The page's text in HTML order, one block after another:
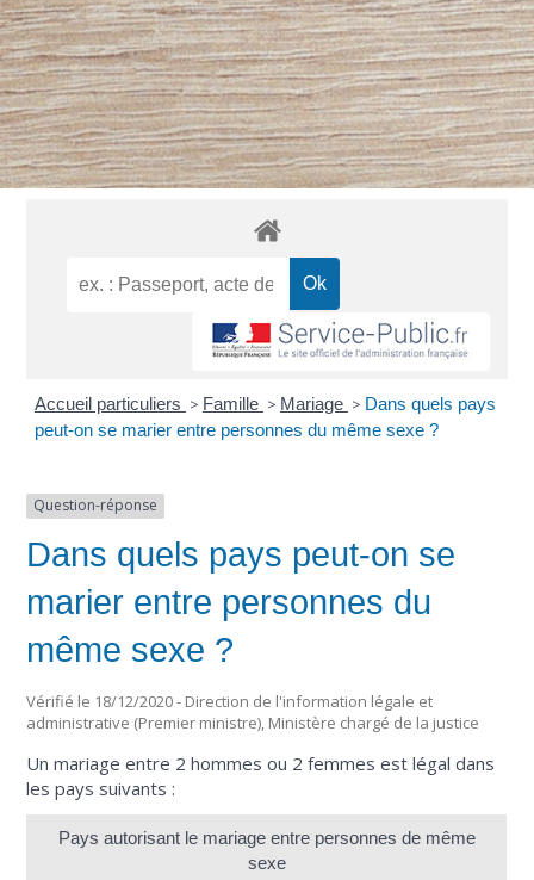
Accueil particuliers > Famille > Mariage > Dans quels pays
peut-on se marier entre personnes du même sexe ?
Question-réponse
Dans quels pays peut-on se
marier entre personnes du
même sexe ?
Vérifié le 18/12/2020 - Direction de l'information légale et
administrative (Premier ministre), Ministère chargé de la justice
Un mariage entre 2 hommes ou 2 femmes est légal dans
les pays suivants :
Pays autorisant le mariage entre personnes de même
sexe